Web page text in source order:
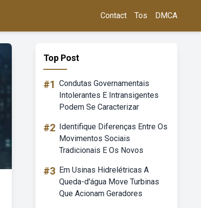
Contact Tos DMCA
Top Post
#1 Condutas Governamentais
Intolerantes E Intransigentes
Podem Se Caracterizar
#2 Identifique Diferenças Entre Os
Movimentos Sociais
Tradicionais E Os Novos
#3 Em Usinas Hidrelétricas A
Queda-d'água Move Turbinas
Que Acionam Geradores